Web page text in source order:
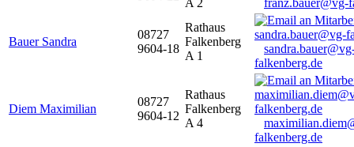
A 2
franz.bauer@vg-
Bauer Sandra
08727
9604-18
Rathaus
Falkenberg
A 1
falkenberg.de
Diem Maximilian
08727
9604-12
Rathaus
Falkenberg
A 4
falkenberg.de